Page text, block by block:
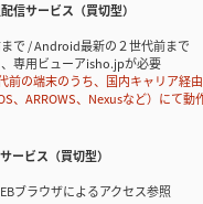
信サービス（買切型）
で / Android最新の２世代前まで
専用ビューアisho.jpが必要
の端末のうち、国内キャリア経
、ARROWS、Nexusなど）にて動
ービス（買切型）
ブラウザによるアクセス参照